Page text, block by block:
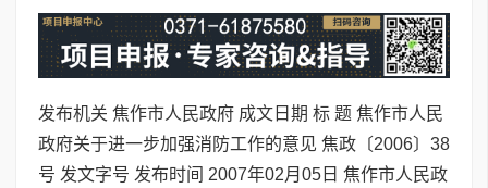
发布机关 焦作市人民政府 成文日期 标 题 焦作市人民
政府关于进一步加强消防工作的意见 焦政〔2006〕38
号 发文字号 发布时间 2007年02月05日 焦作市人民政